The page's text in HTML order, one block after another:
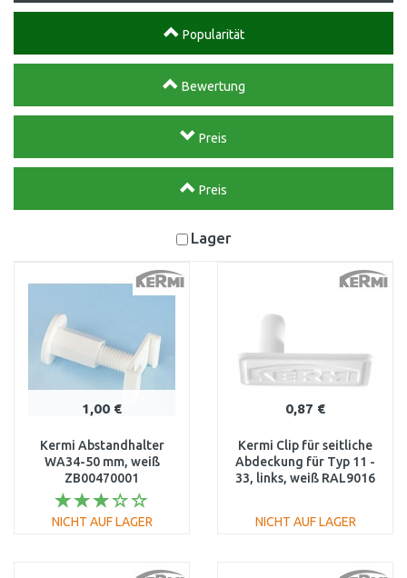
Popularität
Bewertung
Preis
Preis
Lager
1,00 €
Kermi Abstandhalter
WA34-50 mm, weiß
ZB00470001
NICHT AUF LAGER
0,87 €
Kermi Clip für seitliche
Abdeckung für Typ 11 -
33, links, weiß RAL9016
NICHT AUF LAGER